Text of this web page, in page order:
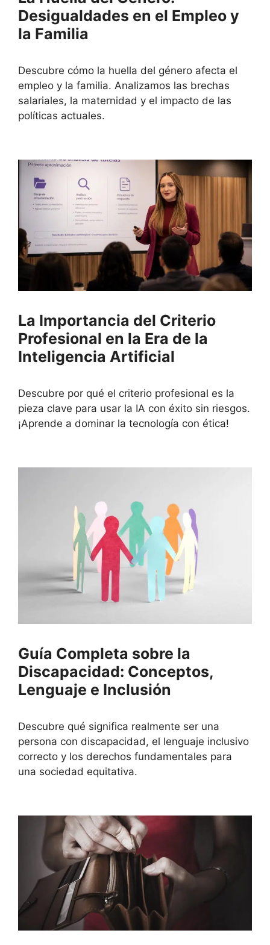
Desigualdades en el Empleo y
la Familia
Descubre cómo la huella del género afecta el
empleo y la familia. Analizamos las brechas
salariales, la maternidad y el impacto de las
políticas actuales.
La Importancia del Criterio
Profesional en la Era de la
Inteligencia Artificial
Descubre por qué el criterio profesional es la
pieza clave para usar la IA con éxito sin riesgos.
¡Aprende a dominar la tecnología con ética!
Guía Completa sobre la
Discapacidad: Conceptos,
Lenguaje e Inclusión
Descubre qué significa realmente ser una
persona con discapacidad, el lenguaje inclusivo
correcto y los derechos fundamentales para
una sociedad equitativa.